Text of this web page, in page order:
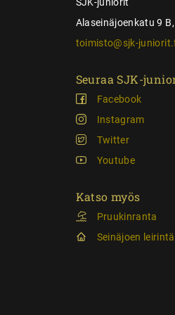
Alaseinäjoenkatu 9
toimisto@sjk-
Seuraa SJK-
Facebook
Instagram
Twitter
Youtube
Katso myös
Pruukinranta
Seinäjoen